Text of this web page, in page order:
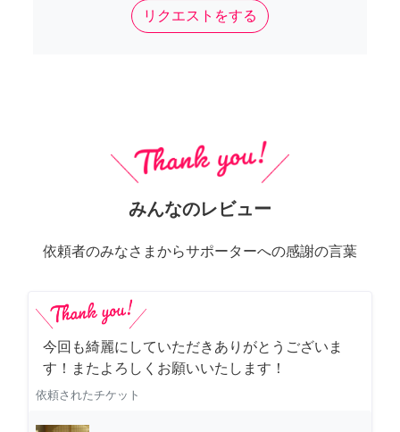
リクエストをする
みんなのレビュー
依頼者のみなさまからサポーターへの感謝の言葉
今回も綺麗にしていただきありがとうございま
す！またよろしくお願いいたします！
依頼されたチケット